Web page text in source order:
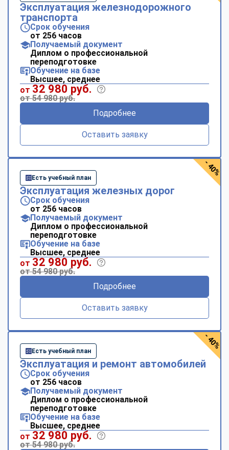
Эксплуатация железнодорожного
транспорта
Срок обучения
от 256 часов
Получаемый документ
Диплом о профессиональной
переподготовке
Обучение на базе
Высшее, среднее
от 32 980 руб.
от 54 980 руб.
Подробнее
Оставить заявку
Есть учебный план
Эксплуатация железных дорог
Срок обучения
от 256 часов
Получаемый документ
Диплом о профессиональной
переподготовке
Обучение на базе
Высшее, среднее
от 32 980 руб.
от 54 980 руб.
Подробнее
Оставить заявку
- 40%
Есть учебный план
Эксплуатация и ремонт автомобилей
Срок обучения
от 256 часов
Получаемый документ
Диплом о профессиональной
переподготовке
Обучение на базе
Высшее, среднее
от 32 980 руб.
от 54 980 руб.
- 40%